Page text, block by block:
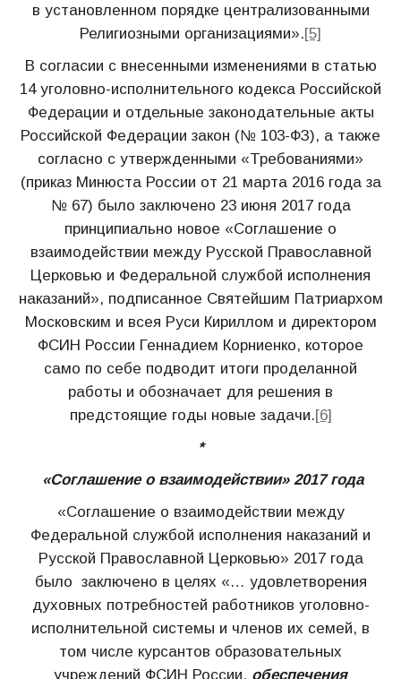
в установленном порядке централизованными
Религиозными организациями».[5]
В согласии с внесенными изменениями в статью
14 уголовно-исполнительного кодекса Российской
Федерации и отдельные законодательные акты
Российской Федерации закон (№ 103-ФЗ), а также
согласно с утвержденными «Требованиями»
(приказ Минюста России от 21 марта 2016 года за
№ 67) было заключено 23 июня 2017 года
принципиально новое «Соглашение о
взаимодействии между Русской Православной
Церковью и Федеральной службой исполнения
наказаний», подписанное Святейшим Патриархом
Московским и всея Руси Кириллом и директором
ФСИН России Геннадием Корниенко, которое
само по себе подводит итоги проделанной
работы и обозначает для решения в
предстоящие годы новые задачи.[6]
*
«Соглашение о взаимодействии» 2017 года
«Соглашение о взаимодействии между
Федеральной службой исполнения наказаний и
Русской Православной Церковью» 2017 года
было заключено в целях «… удовлетворения
духовных потребностей работников уголовно-
исполнительной системы и членов их семей, в
том числе курсантов образовательных
учреждений ФСИН России, обеспечения